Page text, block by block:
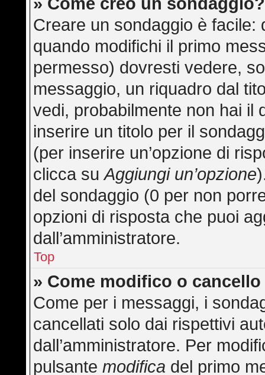
Creare un sondaggio è
quando modifichi il primo
permesso) dovresti vedere,
messaggio, un riquadro dal
vedi, probabilmente non hai il
inserire un titolo per il
(per inserire un’opzione di
clicca suAggiungi un’opzione
del sondaggio (0 per non
opzioni di risposta che puoi
dall’amministratore.
Top
» Come modifico o
Come per i messaggi, i
cancellati solo dai rispettivi
dall’amministratore. Per
pulsantemodifica del primo